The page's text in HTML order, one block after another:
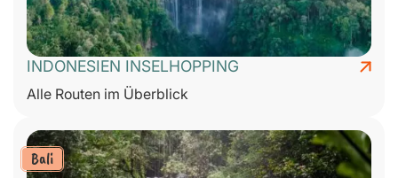
INDONESIEN INSELHOPPING
Alle Routen im Überblick
Bali